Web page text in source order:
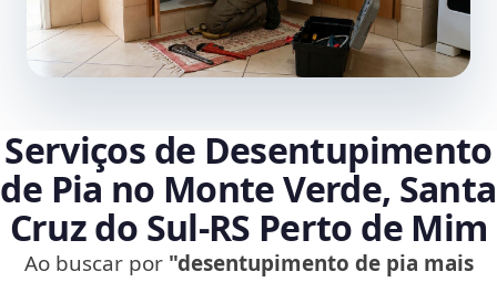
Serviços de Desentupimento
de Pia no Monte Verde, Santa
Cruz do Sul‑RS Perto de Mim
Ao buscar por "desentupimento de pia mais